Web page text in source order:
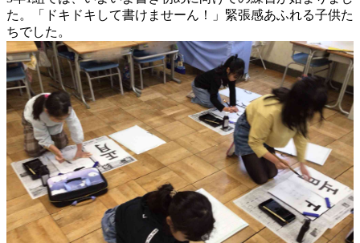
た。「ドキドキして書けませーん！」緊張感あふれる子供た
ちでした。